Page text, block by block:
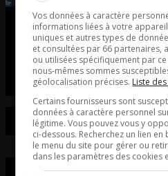
Tiësto débarque à
entretient avec Axel Vézina
Vos données à caractère
informations liées à votre
uniques et autres types de
et consultées par 66 partenaires,
ou utilisées spécifiquement par
nous-mêmes sommes
géolocalisation précises. Liste
Certains fournisseurs sont
données à caractère personnel
légitime. Vous pouvez vous y
ci-dessous. Recherchez un lien
le menu du site pour gérer ou
dans les paramètres des cookies